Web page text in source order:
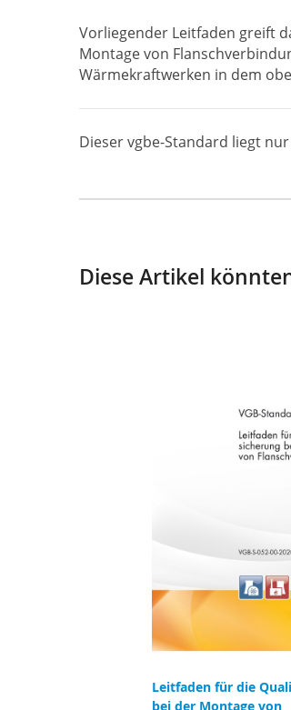
Vorliegender Leitfaden greift
Montage von
Wärmekraftwerken in dem
Dieser vgbe-Standard liegt
Diese Artikel
Leitfaden für die
bei der Montage von